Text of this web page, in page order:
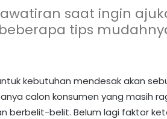
saat ingin
tips
kebutuhan mendesak akan
calon konsumen yang masih
berbelit-belit. Belum lagi faktor